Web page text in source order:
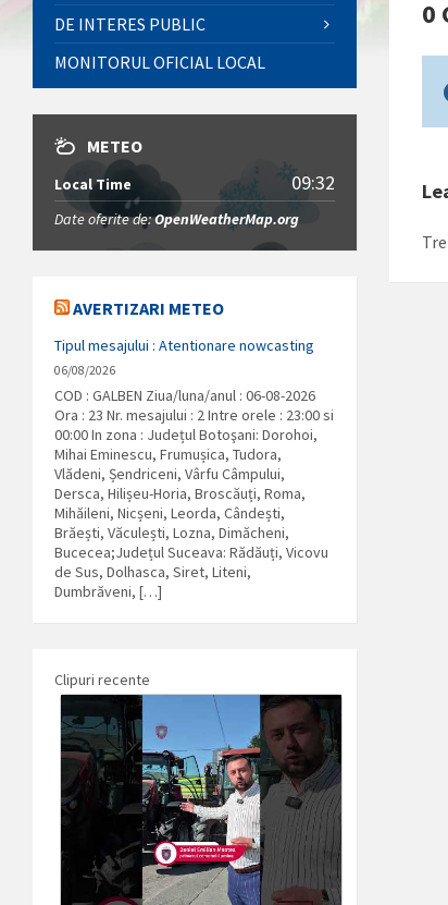
0
DE INTERES PUBLIC
MONITORUL OFICIAL LOCAL
METEO
Local Time 09:32
Date oferite de:OpenWeatherMap.org
AVERTIZARI METEO
Tipul mesajului : Atentionare nowcasting
06/08/2026
COD : GALBEN Ziua/luna/anul : 06-08-2026
Ora : 23 Nr. mesajului : 2 Intre orele : 23:00 si
00:00 In zona : Județul Botoşani: Dorohoi,
Mihai Eminescu, Frumușica, Tudora,
Vlădeni, Șendriceni, Vârfu Câmpului,
Dersca, Hilișeu-Horia, Broscăuți, Roma,
Mihăileni, Nicșeni, Leorda, Cândești,
Brăești, Văculești, Lozna, Dimăcheni,
Bucecea;Județul Suceava: Rădăuți, Vicovu
de Sus, Dolhasca, Siret, Liteni,
Dumbrăveni, […]
Clipuri recente